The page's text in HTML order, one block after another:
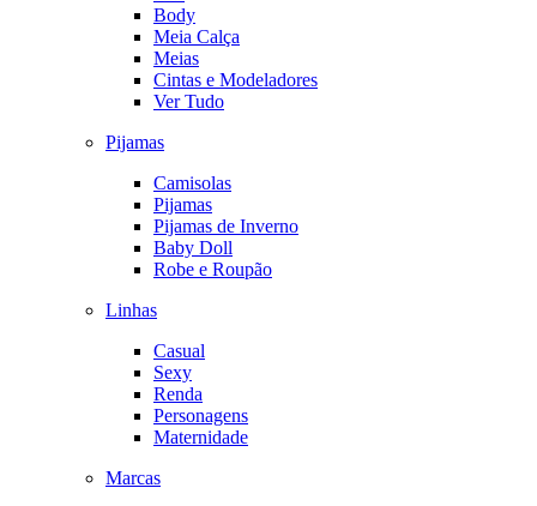
Body
Meia Calça
Meias
Cintas e Modeladores
Ver Tudo
Pijamas
Camisolas
Pijamas
Pijamas de Inverno
Baby Doll
Robe e Roupão
Linhas
Casual
Sexy
Renda
Personagens
Maternidade
Marcas